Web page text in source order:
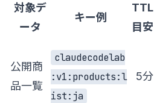
対象デ
ータ
キー例
TTL
目安
公開商
品一覧
claudecodelab
:v1:products:l
ist:ja
5分